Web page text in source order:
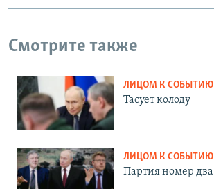
Смотрите также
ЛИЦОМ К СОБЫТИЮ
Тасует колоду
ЛИЦОМ К СОБЫТИЮ
Партия номер два